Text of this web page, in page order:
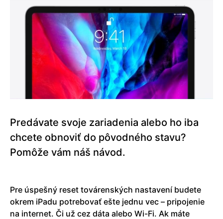
Predávate svoje zariadenia alebo ho iba
chcete obnoviť do pôvodného stavu?
Pomôže vám náš návod.
Pre úspešný reset továrenských nastavení budete
okrem iPadu potrebovať ešte jednu vec – pripojenie
na internet. Či už cez dáta alebo Wi-Fi. Ak máte